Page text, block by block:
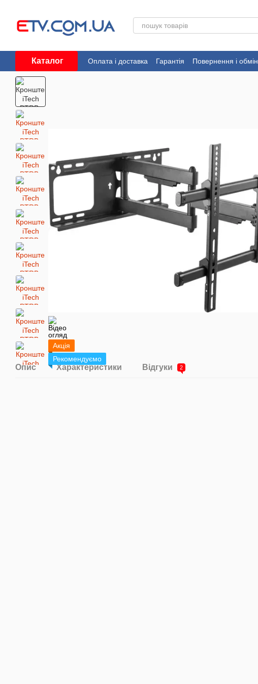
Каталог Оплата і доставка Гарантія Повернення і обмін
Угода користувача
Акція
Рекомендуємо
Опис Характеристики Відгуки 2